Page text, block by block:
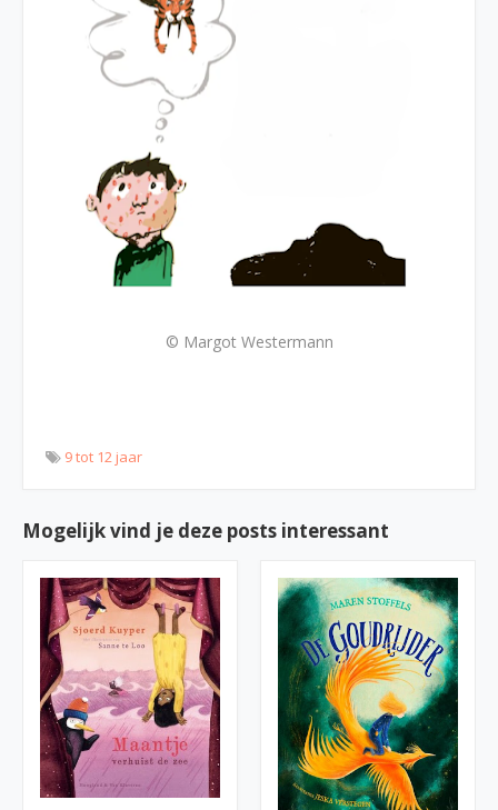
© Margot Westermann
9 tot 12 jaar
Mogelijk vind je deze posts interessant